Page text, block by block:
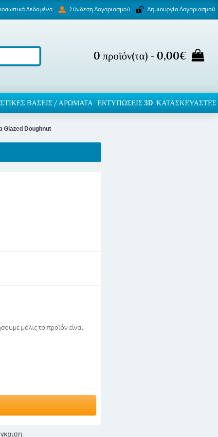
Δεδομένα Σύνδεση Λογαριασμού Δημιουργία Λογαριασμού
0 προϊόν(τα) - 0,00€
ΒΆΣΕΙΣ / ΑΡΏΜΑΤΑ ΕΚΤΥΠΏΣΕΙΣ 3D ΚΑΤΑΣΚΕΥΑΣΤΕΣ
Glazed Doughnut
μόλις το προϊόν είναι